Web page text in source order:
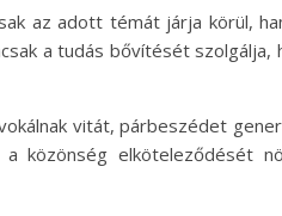
az adott témát járja körül,
a tudás bővítését szolgálja,
vitát, párbeszédet
közönség elköteleződését